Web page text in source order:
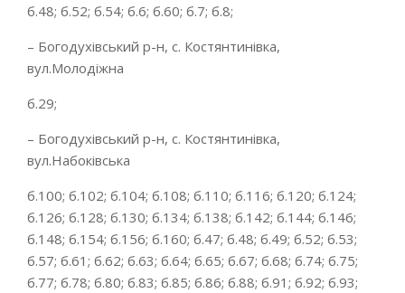
б.48; б.52; б.54; б.6; б.60; б.7; б.8;
– Богодухівський р-н, с. Костянтинівка,
вул.Молодіжна
б.29;
– Богодухівський р-н, с. Костянтинівка,
вул.Набоківська
б.100; б.102; б.104; б.108; б.110; б.116; б.120; б.124;
б.126; б.128; б.130; б.134; б.138; б.142; б.144; б.146;
б.148; б.154; б.156; б.160; б.47; б.48; б.49; б.52; б.53;
б.57; б.61; б.62; б.63; б.64; б.65; б.67; б.68; б.74; б.75;
б.77; б.78; б.80; б.83; б.85; б.86; б.88; б.91; б.92; б.93;